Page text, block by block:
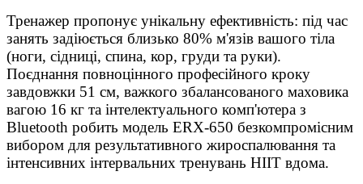
Тренажер пропонує унікальну ефективність: під час
занять задіюється близько 80% м'язів вашого тіла
(ноги, сідниці, спина, кор, груди та руки).
Поєднання повноцінного професійного кроку
завдовжки 51 см, важкого збалансованого маховика
вагою 16 кг та інтелектуального комп'ютера з
Bluetooth робить модель ERX-650 безкомпромісним
вибором для результативного жироспалювання та
інтенсивних інтервальних тренувань HIIT вдома.